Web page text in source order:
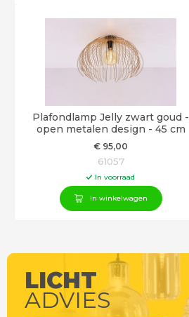
Plafondlamp Jelly zwart goud -
open metalen design - 45 cm
€ 95,00
61057
In voorraad
In winkelwagen
LICHT
ADVIES